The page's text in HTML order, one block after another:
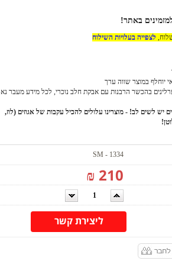
לצפייה בעלויות השילוח
יוחלף במוצר שווה ערך
בהכשר הרבנות עם אבקת חלב נוכרי, לכל מידע מעבר נא
יש לשים לב! - מוצרינו עלולים להכיל עקבות של אגוזים (לוז,
SM - 1334
210 ₪
ליצירת קשר